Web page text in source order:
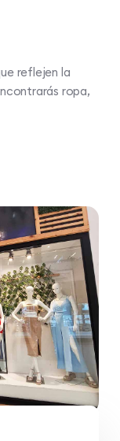
reflejen la
ropa,